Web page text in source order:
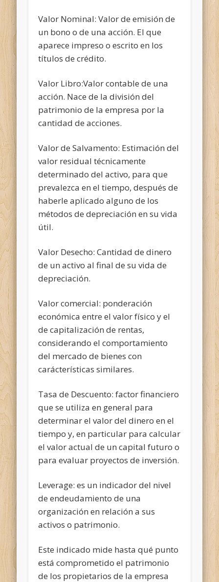
Valor Nominal: Valor de emisión de
un bono o de una acción. El que
aparece impreso o escrito en los
títulos de crédito.
Valor Libro:Valor contable de una
acción. Nace de la división del
patrimonio de la empresa por la
cantidad de acciones.
Valor de Salvamento: Estimación del
valor residual técnicamente
determinado del activo, para que
prevalezca en el tiempo, después de
haberle aplicado alguno de los
métodos de depreciación en su vida
útil.
Valor Desecho: Cantidad de dinero
de un activo al final de su vida de
depreciación.
Valor comercial: ponderación
económica entre el valor físico y el
de capitalización de rentas,
considerando el comportamiento
del mercado de bienes con
carácterísticas similares.
Tasa de Descuento: factor financiero
que se utiliza en general para
determinar el valor del dinero en el
tiempo y, en particular para calcular
el valor actual de un capital futuro o
para evaluar proyectos de inversión.
Leverage: es un indicador del nivel
de endeudamiento de una
organización en relación a sus
activos o patrimonio.
Este indicado mide hasta qué punto
está comprometido el patrimonio
de los propietarios de la empresa